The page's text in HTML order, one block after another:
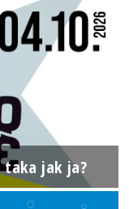
taka jak ja?